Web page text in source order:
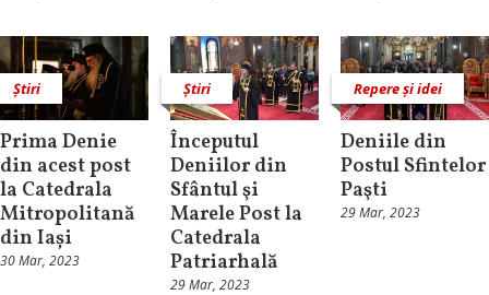
Știri
Prima Denie
din acest post
la Catedrala
Mitropolitană
din Iași
30 Mar, 2023
Știri
Începutul
Deniilor din
Sfântul şi
Marele Post la
Catedrala
Patriarhală
29 Mar, 2023
Repere și idei
Deniile din
Postul Sfintelor
Paşti
29 Mar, 2023